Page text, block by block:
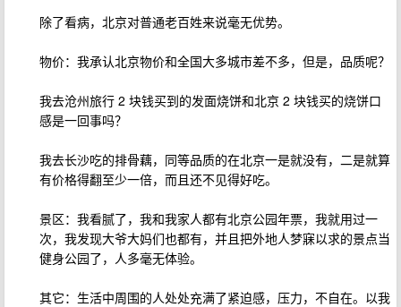
除了看病，北京对普通老百姓来说毫无优势。
物价：我承认北京物价和全国大多城市差不多，但是，品质呢？
我去沧州旅行 2 块钱买到的发面烧饼和北京 2 块钱买的烧饼口
感是一回事吗？
我去长沙吃的排骨藕，同等品质的在北京一是就没有，二是就算
有价格得翻至少一倍，而且还不见得好吃。
景区：我看腻了，我和我家人都有北京公园年票，我就用过一
次，我发现大爷大妈们也都有，并且把外地人梦寐以求的景点当
健身公园了，人多毫无体验。
其它：生活中周围的人处处充满了紧迫感，压力，不自在。以我